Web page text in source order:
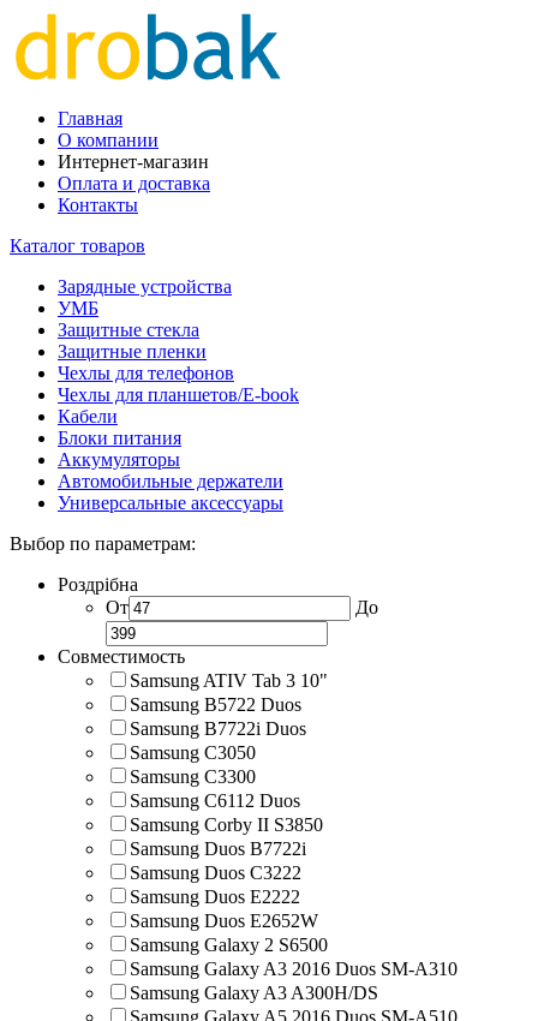
Главная
О компании
Интернет-магазин
Оплата и доставка
Контакты
Каталог товаров
Зарядные устройства
УМБ
Защитные стекла
Защитные пленки
Чехлы для телефонов
Чехлы для планшетов/E-book
Кабели
Блоки питания
Аккумуляторы
Автомобильные держатели
Универсальные аксессуары
Выбор по параметрам:
Роздрібна
От
До
Совместимость
Samsung ATIV Tab 3 10"
Samsung B5722 Duos
Samsung B7722i Duos
Samsung C3050
Samsung C3300
Samsung C6112 Duos
Samsung Corby II S3850
Samsung Duos B7722i
Samsung Duos C3222
Samsung Duos E2222
Samsung Duos E2652W
Samsung Galaxy 2 S6500
Samsung Galaxy A3 2016 Duos SM-A310
Samsung Galaxy A3 A300H/DS
Samsung Galaxy A5 2016 Duos SM-A510